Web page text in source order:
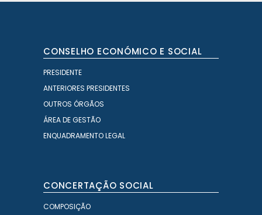
CONSELHO ECONÓMICO E SOCIAL
PRESIDENTE
ANTERIORES PRESIDENTES
OUTROS ÓRGÃOS
ÁREA DE GESTÃO
ENQUADRAMENTO LEGAL
CONCERTAÇÃO SOCIAL
COMPOSIÇÃO